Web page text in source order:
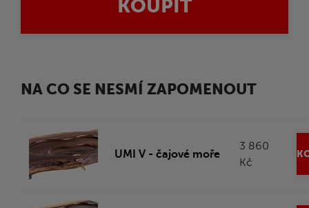
KOUPIT
NA CO SE NESMÍ ZAPOMENOUT
UMI V - čajové moře
3 860
Kč